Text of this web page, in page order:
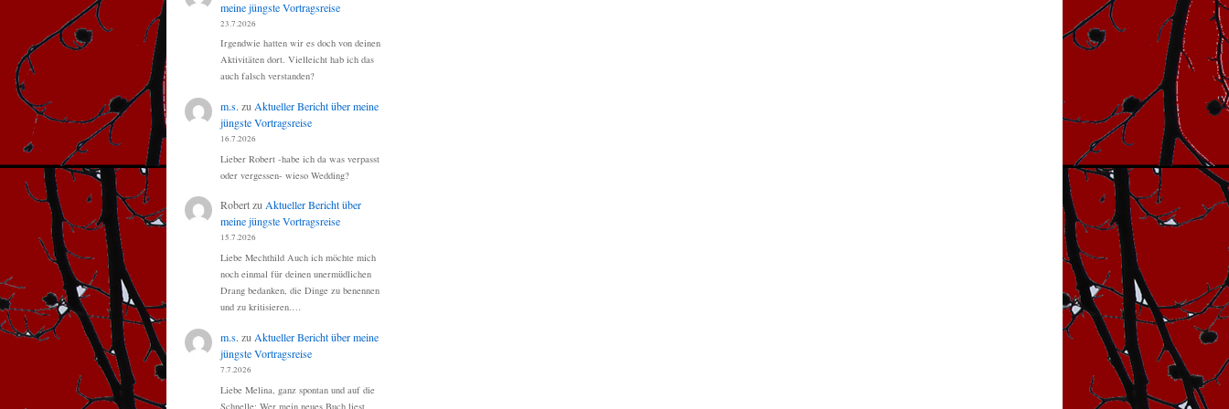
meine jüngste Vortragsreise
23.7.2026
Irgendwie hatten wir es doch von deinen
Aktivitäten dort. Vielleicht hab ich das
auch falsch verstanden?
m.s. zu Aktueller Bericht über meine
jüngste Vortragsreise
16.7.2026
Lieber Robert -habe ich da was verpasst
oder vergessen- wieso Wedding?
RobertzuAktueller Bericht über
meine jüngste Vortragsreise
15.7.2026
Liebe Mechthild Auch ich möchte mich
noch einmal für deinen unermüdlichen
Drang bedanken, die Dinge zu benennen
und zu kritisieren.…
m.s. zu Aktueller Bericht über meine
jüngste Vortragsreise
7.7.2026
Liebe Melina, ganz spontan und auf die
Schnelle: Wer mein neues Buch liest,